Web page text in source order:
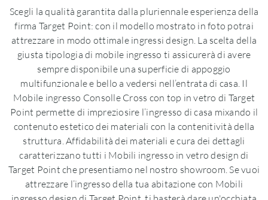
Scegli la qualità garantita dalla pluriennale esperienza della
firma Target Point: con il modello mostrato in foto potrai
attrezzare in modo ottimale ingressi design. La scelta della
giusta tipologia di mobile ingresso ti assicurerà di avere
sempre disponibile una superficie di appoggio
multifunzionale e bello a vedersi nell’entrata di casa. Il
Mobile ingresso Consolle Cross con top in vetro di Target
Point permette di impreziosire l’ingresso di casa mixando il
contenuto estetico dei materiali con la contenitività della
struttura. Affidabilità dei materiali e cura dei dettagli
caratterizzano tutti i Mobili ingresso in vetro design di
Target Point che presentiamo nel nostro showroom. Se vuoi
attrezzare l’ingresso della tua abitazione con Mobili